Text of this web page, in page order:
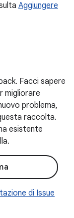
Aggiungere
Facci sapere
migliorare
problema,
raccolta.
esistente
di Issue